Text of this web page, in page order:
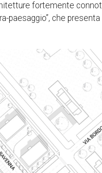
fortemente
paesaggio”, che